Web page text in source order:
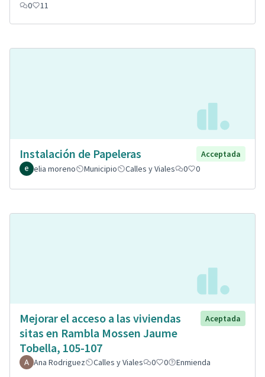
0 11
Instalación de Papeleras
Acceptada
elia moreno
Municipio Calles y Viales 0 0
Mejorar el acceso a las viviendas
sitas en Rambla Mossen Jaume
Tobella, 105-107
Aceptada
Ana Rodriguez Calles y Viales 0 0 Enmienda